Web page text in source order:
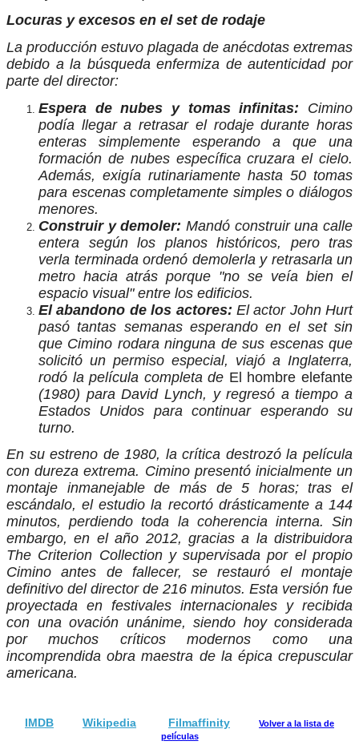
Locuras y excesos en el set de rodaje
La producción estuvo plagada de anécdotas extremas
debido a la búsqueda enfermiza de autenticidad por
parte del director:
Espera de nubes y tomas infinitas: Cimino
podía llegar a retrasar el rodaje durante horas
enteras simplemente esperando a que una
formación de nubes específica cruzara el cielo.
Además, exigía rutinariamente hasta 50 tomas
para escenas completamente simples o diálogos
menores.
Construir y demoler: Mandó construir una calle
entera según los planos históricos, pero tras
verla terminada ordenó demolerla y retrasarla un
metro hacia atrás porque "no se veía bien el
espacio visual" entre los edificios.
El abandono de los actores: El actor John Hurt
pasó tantas semanas esperando en el set sin
que Cimino rodara ninguna de sus escenas que
solicitó un permiso especial, viajó a Inglaterra,
rodó la película completa de El hombre elefante
(1980) para David Lynch, y regresó a tiempo a
Estados Unidos para continuar esperando su
turno.
En su estreno de 1980, la crítica destrozó la película
con dureza extrema. Cimino presentó inicialmente un
montaje inmanejable de más de 5 horas; tras el
escándalo, el estudio la recortó drásticamente a 144
minutos, perdiendo toda la coherencia interna. Sin
embargo, en el año 2012, gracias a la distribuidora
The Criterion Collection y supervisada por el propio
Cimino antes de fallecer, se restauró el montaje
definitivo del director de 216 minutos. Esta versión fue
proyectada en festivales internacionales y recibida
con una ovación unánime, siendo hoy considerada
por muchos críticos modernos como una
incomprendida obra maestra de la épica crepuscular
americana.
IMDB Wikipedia Filmaffinity
Volver a la lista de
películas